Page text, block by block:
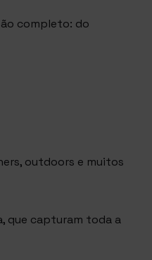
completo: do
outdoors e muitos
, que capturam toda a